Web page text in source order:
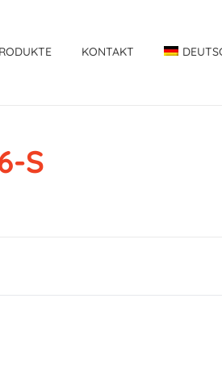
KONTAKT
S